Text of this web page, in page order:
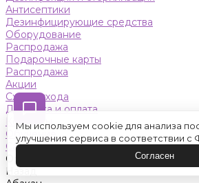
Антисептики
Дезинфицирующие средства
Оборудование
Распродажа
Подарочные карты
Распродажа
Акции
Схемы ухода
Доставка и оплата
Контакты
Обучение
Салон красоты
Оренбург
Назад
Мы используем cookie для анализа
улучшения сервиса в соответствии с
Согласен